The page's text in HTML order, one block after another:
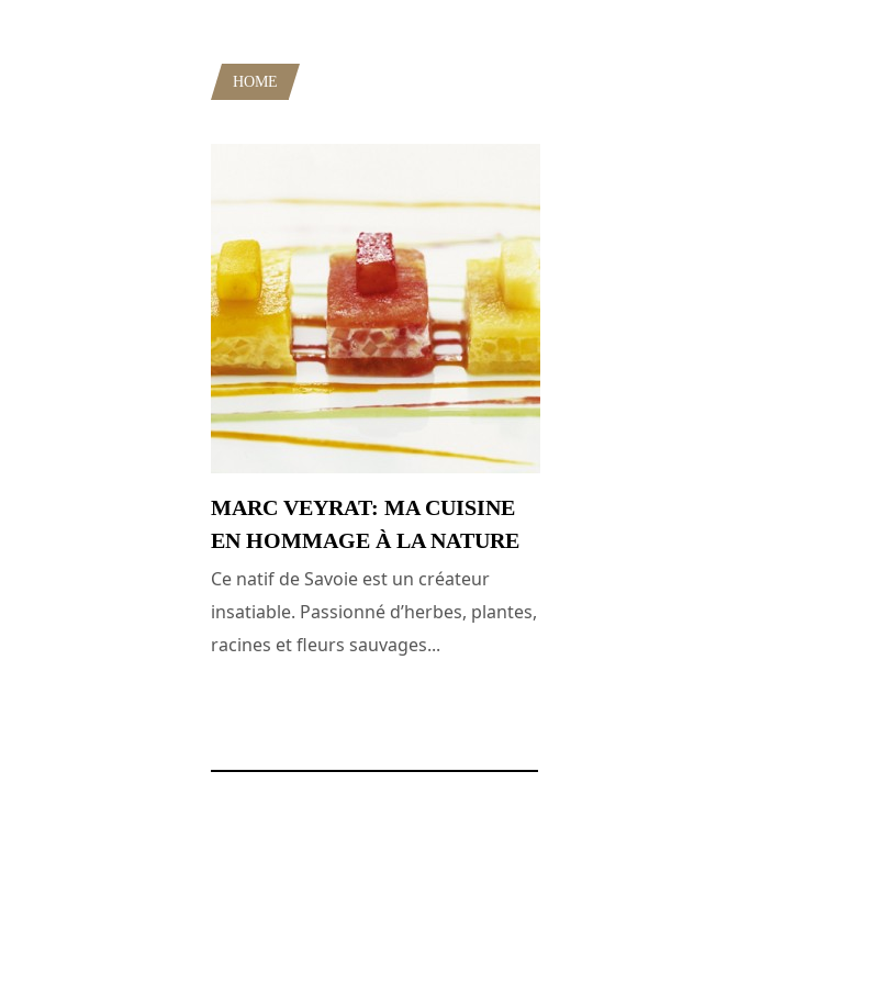
HOME
MARC VEYRAT: MA CUISINE
EN HOMMAGE À LA NATURE
Ce natif de Savoie est un créateur
insatiable. Passionné d’herbes, plantes,
racines et fleurs sauvages...